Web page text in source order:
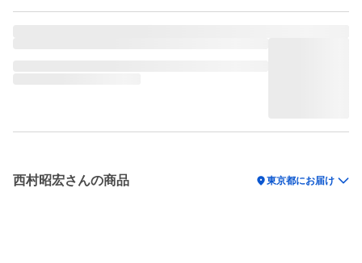
西村昭宏さんの商品 location_on東京都にお届け